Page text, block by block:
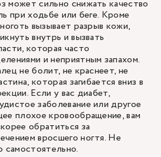
может сильно снижать качество
при ходьбе или беге. Кроме
вызывает разрыв кожи,
внутрь и вызвать
которая часто
и неприятным запахом.
не болит, не краснеет, не
которая загибается вниз в
Если у вас диабет,
заболевание или другое
плохое кровообращение, вам
обратиться за
вросшего ногтя. Не
самостоятельно.